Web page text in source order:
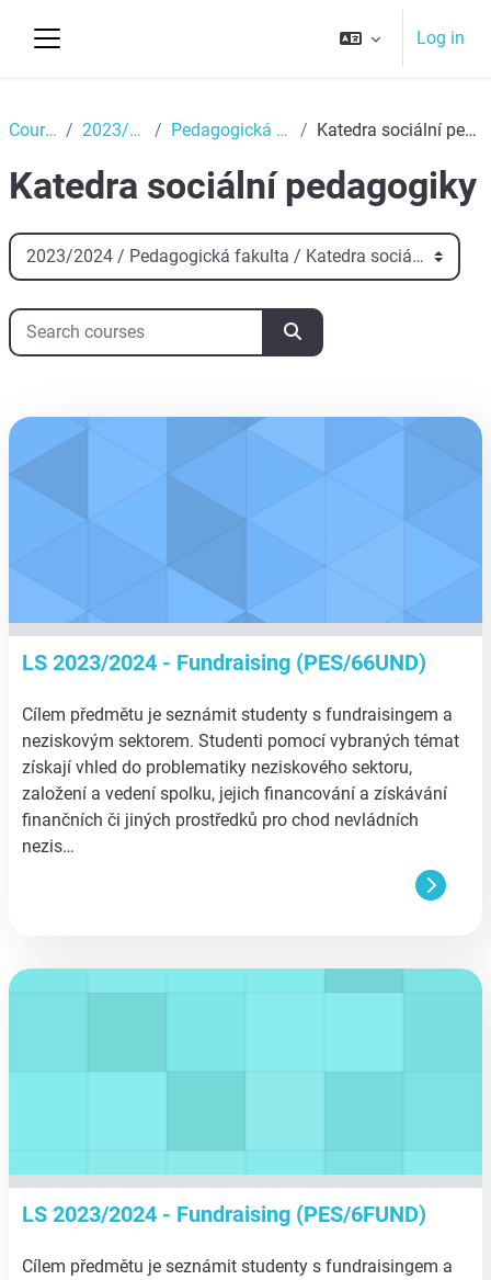
Log in
Courses 2023/2024 Pedagogická fakulta Katedra sociální pedagogiky
Katedra sociální pedagogiky
Course categories
Search courses
Search courses
aa
LS 2023/2024 - Fundraising (PES/66UND)
Cílem předmětu je seznámit studenty s fundraisingem a
neziskovým sektorem. Studenti pomocí vybraných témat
získají vhled do problematiky neziskového sektoru,
založení a vedení spolku, jejich financování a získávání
finančních či jiných prostředků pro chod nevládních
nezis…
aa
LS 2023/2024 - Fundraising (PES/6FUND)
Cílem předmětu je seznámit studenty s fundraisingem a